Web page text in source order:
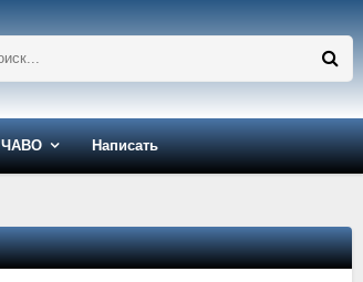
ЧАВО Написать